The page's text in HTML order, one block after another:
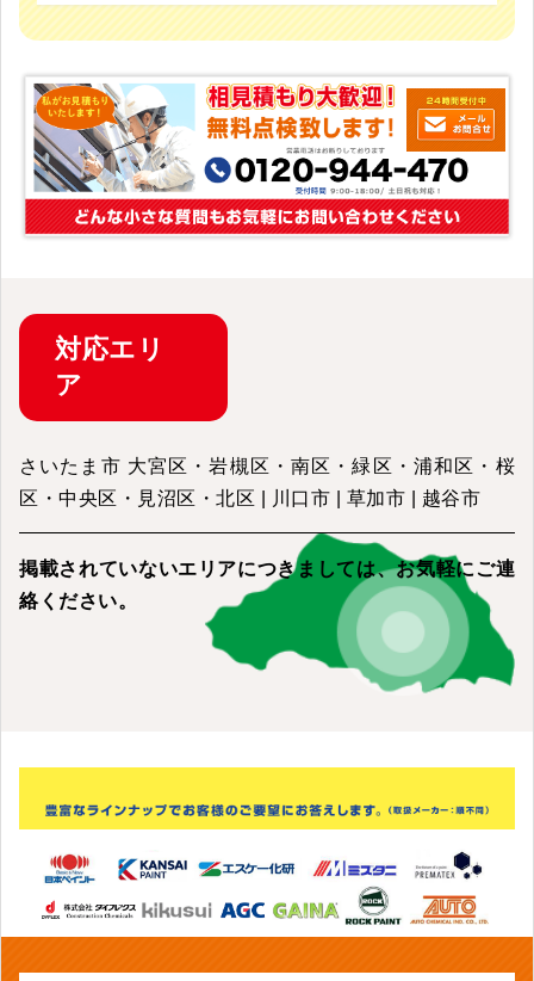
対応エリ
ア
さいたま市 大宮区・岩槻区・南区・緑区・浦和区・桜
区・中央区・見沼区・北区 | 川口市 | 草加市 | 越谷市
掲載されていないエリアにつきましては、お気軽にご連
絡ください。